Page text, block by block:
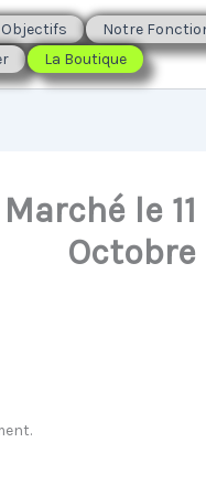
Notre
La Boutique
le 11
Octobre